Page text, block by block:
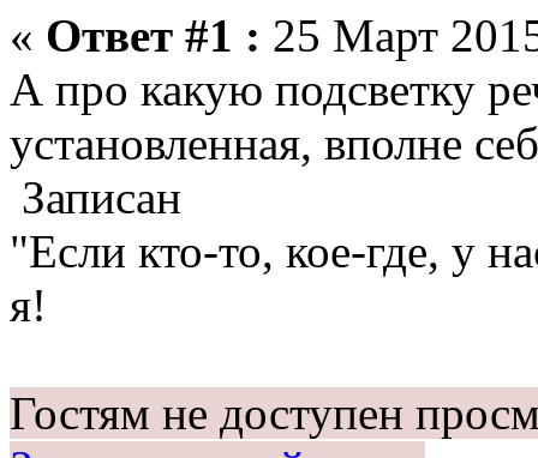
« Ответ #1 : 25 Март
А про какую подсветку
установленная, вполне
Записан
"Если кто-то, кое-где, у
я!
Гостям не доступен